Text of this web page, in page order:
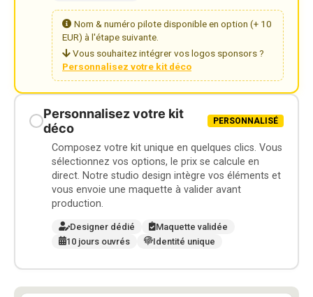
Nom & numéro pilote disponible en option (+ 10
EUR) à l'étape suivante.
Vous souhaitez intégrer vos logos sponsors ?
Personnalisez votre kit déco
Personnalisez votre kit
déco
PERSONNALISÉ
Composez votre kit unique en quelques clics. Vous
sélectionnez vos options, le prix se calcule en
direct. Notre studio design intègre vos éléments et
vous envoie une maquette à valider avant
production.
Designer dédié
Maquette validée
10 jours ouvrés
Identité unique